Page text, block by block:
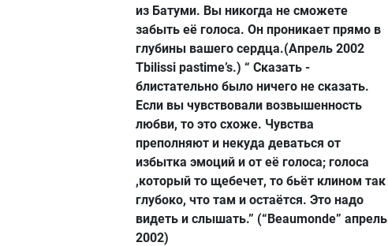
из Батуми. Вы никогда не сможете
забыть её голоса. Он проникает прямо в
глубины вашего сердца.(Апрель 2002
Tbilissi pastime’s.) “ Сказать -
блистательно было ничего не сказать.
Если вы чувствовали возвышенность
любви, то это схоже. Чувства
преполняют и некуда деваться от
избытка эмоций и от её голоса; голоса
,который то щебечет, то бьёт клином так
глубоко, что там и остаётся. Это надо
видеть и слышать.” (“Beaumonde” апрель
2002)